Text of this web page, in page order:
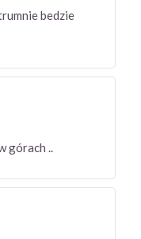
bedzie
górach ..